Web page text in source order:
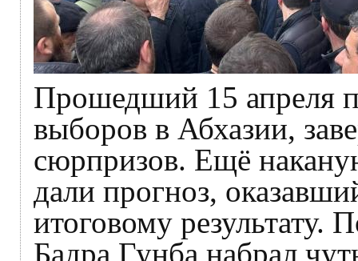
Прошедший 15 апреля
выборов в Абхазии,
сюрпризов. Ещё
дали прогноз,
итоговому
Бадра Гунба набрал